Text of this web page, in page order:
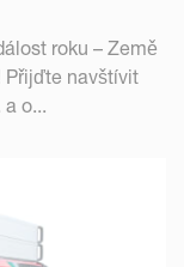
roku – Země
Přijďte navštívit
o...